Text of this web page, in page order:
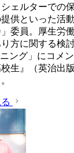
ェルターでの
供といった活
」委員。厚生労
方に関する検
ング」にコメ
生』（英治出